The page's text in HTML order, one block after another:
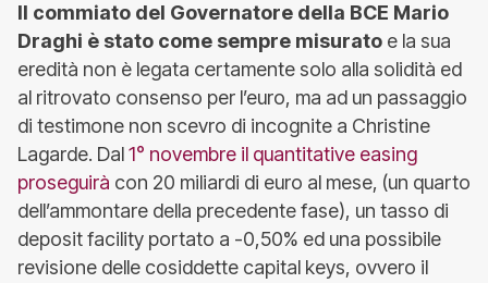
Il commiato del Governatore della BCE Mario
Draghi è stato come sempre misurato e la sua
eredità non è legata certamente solo alla solidità ed
al ritrovato consenso per l’euro, ma ad un passaggio
di testimone non scevro di incognite a Christine
Lagarde. Dal1° novembre il quantitative easing
proseguirà con 20 miliardi di euro al mese, (un quarto
dell’ammontare della precedente fase), un tasso di
deposit facility portato a -0,50% ed una possibile
revisione delle cosiddette capital keys, ovvero il